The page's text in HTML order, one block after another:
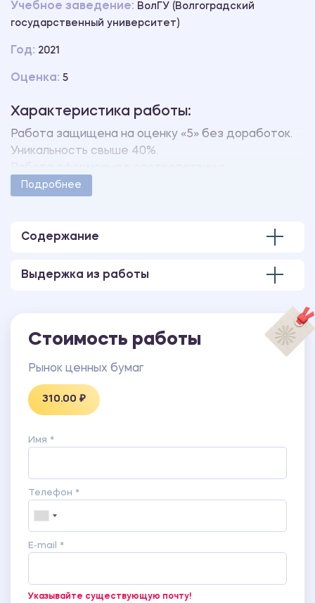
Учебное заведение: ВолГУ (Волгоградский
государственный университет)
Год: 2021
Оценка: 5
Характеристика работы:
Работа защищена на оценку «5» без доработок.
Уникальность свыше 40%.
методическими указаниями учебного заведения.
Подробнее
Содержание
Выдержка из работы
Стоимость работы
Рынок ценных бумаг
310.00 ₽
Имя *
Телефон *
E-mail *
Указывайте существующую почту!